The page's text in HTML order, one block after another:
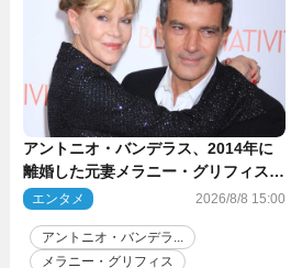
アントニオ・バンデラス、2014年に
離婚した元妻メラニー・グリフィスは
今も「親友の一人」
エンタメ 2026/8/8 15:00
アントニオ・バンデラ...
メラニー・グリフィス